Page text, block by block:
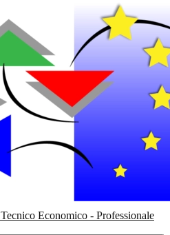
Tecnico Economico - Professionale